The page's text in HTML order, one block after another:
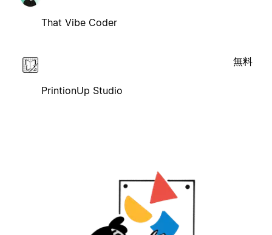
That Vibe Coder
PrintionUp Studio
無料